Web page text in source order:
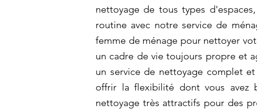
nettoyage de tous types
routine avec notre service de
femme de ménage pour nettoyer
un cadre de vie toujours propre et
un service de nettoyage complet
offrir la flexibilité dont vous avez
nettoyage très attractifs pour des